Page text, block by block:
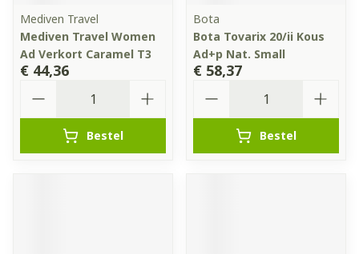
Mediven Travel
Mediven Travel Women
Ad Verkort Caramel T3
€ 44,36
Bestel
Bota
Bota Tovarix 20/ii Kous
Ad+p Nat. Small
€ 58,37
Bestel